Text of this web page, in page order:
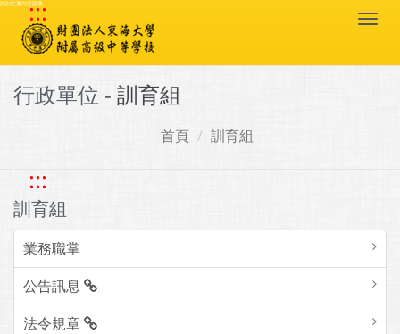
跳到主要內容區塊
:::
行政單位 - 訓育組
首頁 訓育組
:::
訓育組
業務職掌
公告訊息
法令規章